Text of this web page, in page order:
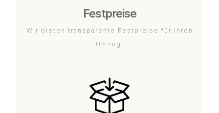
Festpreise
Wir bieten transparente Festpreise für Ihren
Umzug.